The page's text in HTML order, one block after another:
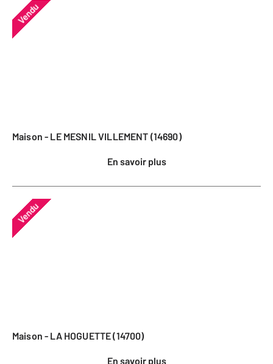
Vendu
Maison - LE MESNIL VILLEMENT (14690)
En savoir plus
Vendu
Maison - LA HOGUETTE (14700)
En savoir plus